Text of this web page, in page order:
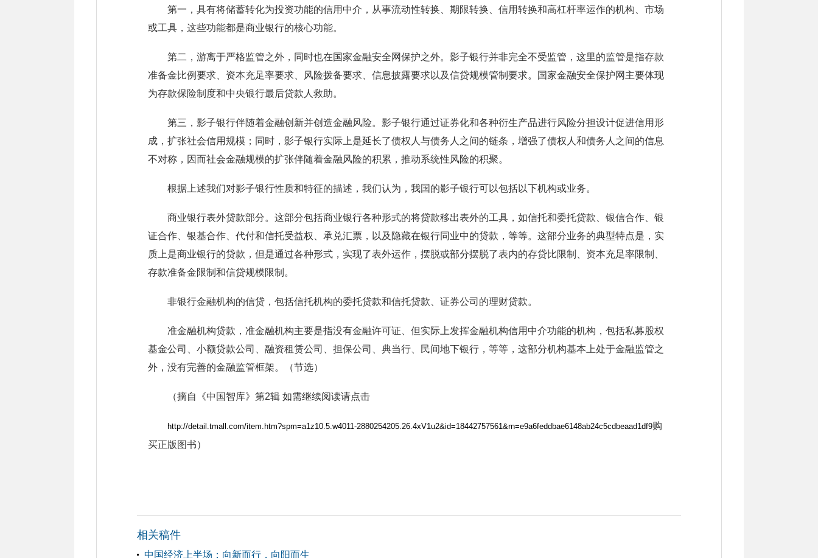
第一，具有将储蓄转化为投资功能的信用中介，从事流动性转换、期限转换、信用转换和高杠杆率运作的机构、市场
或工具，这些功能都是商业银行的核心功能。
第二，游离于严格监管之外，同时也在国家金融安全网保护之外。影子银行并非完全不受监管，这里的监管是指存款
准备金比例要求、资本充足率要求、风险拨备要求、信息披露要求以及信贷规模管制要求。国家金融安全保护网主要体现
为存款保险制度和中央银行最后贷款人救助。
第三，影子银行伴随着金融创新并创造金融风险。影子银行通过证券化和各种衍生产品进行风险分担设计促进信用形
成，扩张社会信用规模；同时，影子银行实际上是延长了债权人与债务人之间的链条，增强了债权人和债务人之间的信息
不对称，因而社会金融规模的扩张伴随着金融风险的积累，推动系统性风险的积聚。
根据上述我们对影子银行性质和特征的描述，我们认为，我国的影子银行可以包括以下机构或业务。
商业银行表外贷款部分。这部分包括商业银行各种形式的将贷款移出表外的工具，如信托和委托贷款、银信合作、银
证合作、银基合作、代付和信托受益权、承兑汇票，以及隐藏在银行同业中的贷款，等等。这部分业务的典型特点是，实
质上是商业银行的贷款，但是通过各种形式，实现了表外运作，摆脱或部分摆脱了表内的存贷比限制、资本充足率限制、
存款准备金限制和信贷规模限制。
非银行金融机构的信贷，包括信托机构的委托贷款和信托贷款、证券公司的理财贷款。
准金融机构贷款，准金融机构主要是指没有金融许可证、但实际上发挥金融机构信用中介功能的机构，包括私募股权
基金公司、小额贷款公司、融资租赁公司、担保公司、典当行、民间地下银行，等等，这部分机构基本上处于金融监管之
外，没有完善的金融监管框架。（节选）
（摘自《中国智库》第2辑 如需继续阅读请点击
http://detail.tmall.com/item.htm?spm=a1z10.5.w4011-2880254205.26.4xV1u2&id=18442757561&rn=e9a6feddbae6148ab24c5cdbeaad1df9购
买正版图书）
相关稿件
中国经济上半场：向新而行，向阳而生